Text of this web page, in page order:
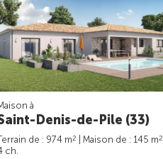
à
Denis-de-Pile (33)
de : 974 m2 | Maison de : 145 m2
ch.